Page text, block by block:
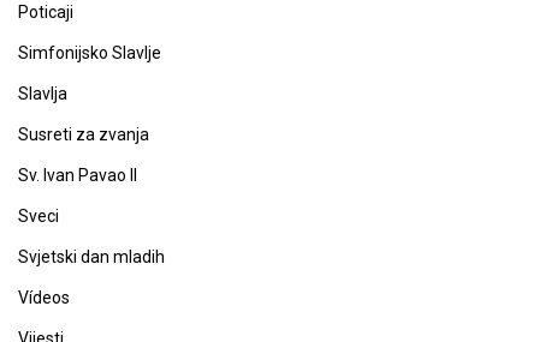
Poticaji
Simfonijsko Slavlje
Slavlja
Susreti za zvanja
Sv. Ivan Pavao II
Sveci
Svjetski dan mladih
Vídeos